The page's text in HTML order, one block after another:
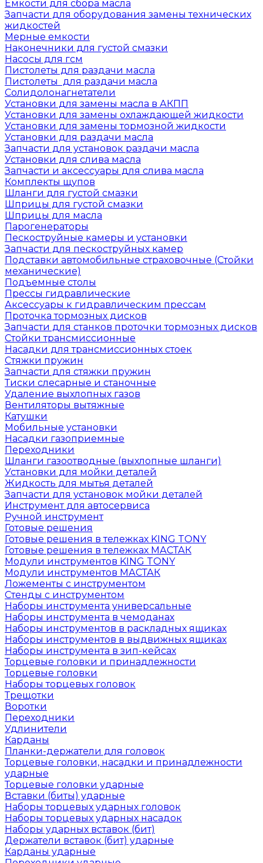
Емкости для сбора масла
Запчасти для оборудования замены технических
жидкостей
Мерные емкости
Наконечники для густой смазки
Насосы для гсм
Пистолеты для раздачи масла
Пистолеты для раздачи масла
Солидолонагнетатели
Установки для замены масла в АКПП
Установки для замены охлаждающей жидкости
Установки для замены тормозной жидкости
Установки для раздачи масла
Запчасти для установок раздачи масла
Установки для слива масла
Запчасти и аксессуары для слива масла
Комплекты щупов
Шланги для густой смазки
Шприцы для густой смазки
Шприцы для масла
Парогенераторы
Пескоструйные камеры и установки
Запчасти для пескоструйных камер
Подставки автомобильные страховочные (Стойки
механические)
Подъемные столы
Прессы гидравлические
Аксессуары к гидравлическим прессам
Проточка тормозных дисков
Запчасти для станков проточки тормозных дисков
Стойки трансмиссионные
Насадки для трансмиссионных стоек
Стяжки пружин
Запчасти для стяжки пружин
Тиски слесарные и станочные
Удаление выхлопных газов
Вентиляторы вытяжные
Катушки
Мобильные установки
Насадки газоприемные
Переходники
Шланги газоотводные (выхлопные шланги)
Установки для мойки деталей
Жидкость для мытья деталей
Запчасти для установок мойки деталей
Инструмент для автосервиса
Ручной инструмент
Готовые решения
Готовые решения в тележках KING TONY
Готовые решения в тележках МАСТАК
Модули инструментов KING TONY
Модули инструментов МАСТАК
Ложементы с инструментом
Стенды с инструментом
Наборы инструмента универсальные
Наборы инструмента в чемоданах
Наборы инструментов в раскладных ящиках
Наборы инструментов в выдвижных ящиках
Наборы инструмента в зип-кейсах
Торцевые головки и принадлежности
Торцевые головки
Наборы торцевых головок
Трещотки
Воротки
Переходники
Удлинители
Карданы
Планки-держатели для головок
Торцевые головки, насадки и принадлежности
ударные
Торцевые головки ударные
Вставки (биты) ударные
Наборы торцевых ударных головок
Наборы торцевых ударных насадок
Наборы ударных вставок (бит)
Держатели вставок (бит) ударные
Карданы ударные